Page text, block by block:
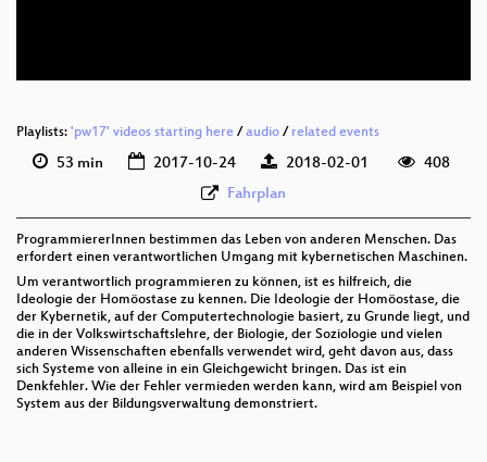
Playlists: 'pw17' videos starting here /audio / related events
53 min 2017-10-24 2018-02-01
408
Fahrplan
ProgrammiererInnen bestimmen das Leben von anderen Menschen. Das
erfordert einen verantwortlichen Umgang mit kybernetischen Maschinen.
Um verantwortlich programmieren zu können, ist es hilfreich, die
Ideologie der Homöostase zu kennen. Die Ideologie der Homöostase, die
der Kybernetik, auf der Computertechnologie basiert, zu Grunde liegt, und
die in der Volkswirtschaftslehre, der Biologie, der Soziologie und vielen
anderen Wissenschaften ebenfalls verwendet wird, geht davon aus, dass
sich Systeme von alleine in ein Gleichgewicht bringen. Das ist ein
Denkfehler. Wie der Fehler vermieden werden kann, wird am Beispiel von
System aus der Bildungsverwaltung demonstriert.